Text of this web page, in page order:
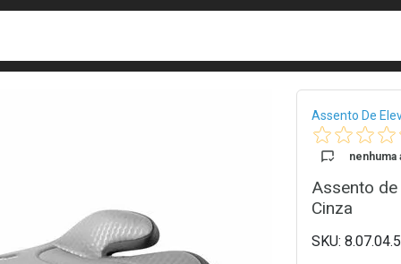
Assento De
nenhuma
Assento
Cinza